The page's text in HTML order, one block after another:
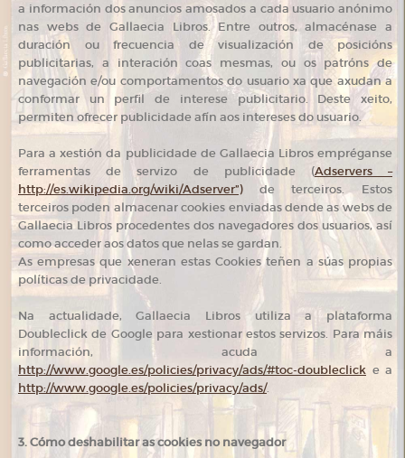
a información dos anuncios amosados a cada usuario anónimo
nas webs de Gallaecia Libros. Entre outros, almacénase a
duración ou frecuencia de visualización de posicións
publicitarias, a interación coas mesmas, ou os patróns de
navegación e/ou comportamentos do usuario xa que axudan a
conformar un perfil de interese publicitario. Deste xeito,
permiten ofrecer publicidade afín aos intereses do usuario.
Para a xestión da publicidade de Gallaecia Libros empréganse
ferramentas de servizo de publicidade (Adservers –
http://es.wikipedia.org/wiki/Adserver”)de terceiros. Estos
terceiros poden almacenar cookies enviadas dende as webs de
Gallaecia Libros procedentes dos navegadores dos usuarios, así
como acceder aos datos que nelas se gardan.
As empresas que xeneran estas Cookies teñen a súas propias
políticas de privacidade.
Na actualidade, Gallaecia Libros utiliza a plataforma
Doubleclick de Google para xestionar estos servizos. Para máis
información, acuda a
http://www.google.es/policies/privacy/ads/#toc-doubleclick e a
http://www.google.es/policies/privacy/ads/.
3. Cómo deshabilitar as cookies no navegador